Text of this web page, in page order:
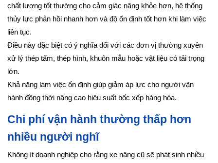
chất lượng tốt thường cho cảm giác nâng khỏe hơn, hệ thống
thủy lực phản hồi nhanh hơn và độ ổn định tốt hơn khi làm việc
liên tục.
Điều này đặc biệt có ý nghĩa đối với các đơn vị thường xuyên
xử lý thép tấm, thép hình, khuôn mẫu hoặc vật liệu có tải trọng
lớn.
Khả năng làm việc ổn định giúp giảm áp lực cho người vận
hành đồng thời nâng cao hiệu suất bốc xếp hàng hóa.
Chi phí vận hành thường thấp hơn
nhiều người nghĩ
Không ít doanh nghiệp cho rằng xe nâng cũ sẽ phát sinh nhiều